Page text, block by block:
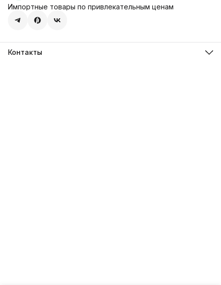
Импортные товары по привлекательным ценам
Контакты